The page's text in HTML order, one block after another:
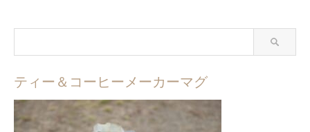
ティー＆コーヒーメーカーマグ